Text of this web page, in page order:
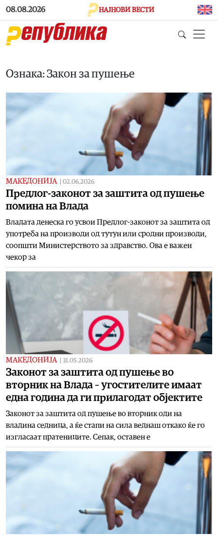
Skip to main content
08.08.2026 НАЈНОВИ ВЕСТИ
Ознака: Закон за пушење
МАКЕДОНИЈА 02.06.2026
Предлог-законот за заштита од пушење
помина на Влада
Владата денеска го усвои Предлог-законот за заштита од
употреба на производи од тутун или сродни производи,
соопшти Министерството за здравство. Ова е важен
чекор за
МАКЕДОНИЈА 31.05.2026
Законот за заштита од пушење во
вторник на Влада – угостителите имаат
една година да ги прилагодат објектите
Законот за заштита од пушење во вторник оди на
владина седница, а ќе стапи на сила веднаш откако ќе го
изгласаат пратениците. Сепак, оставен е